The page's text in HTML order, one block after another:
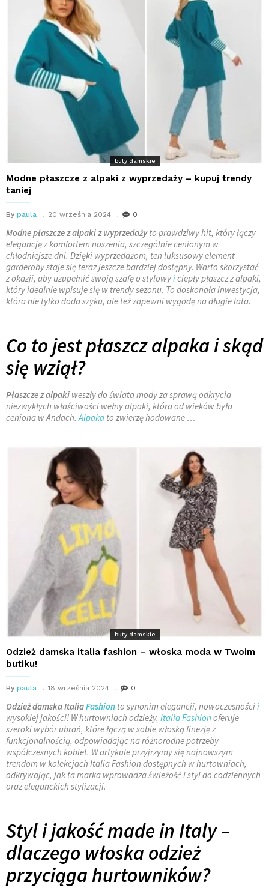
buty damskie
Modne płaszcze z alpaki z wyprzedaży – kupuj trendy
taniej
By paula 20 września 2024 0
Modne płaszcze z alpaki z wyprzedażyto prawdziwy hit, który łączy
elegancję z komfortem noszenia, szczególnie cenionym w
chłodniejsze dni. Dzięki wyprzedażom, ten luksusowy element
garderoby staje się teraz jeszcze bardziej dostępny. Warto skorzystać
z okazji, aby uzupełnić swoją szafę o stylowyiciepły płaszcz z alpaki,
który idealnie wpisuje się w trendy sezonu. To doskonała inwestycja,
która nie tylko doda szyku, ale też zapewni wygodę na długie lata.
Co to jest płaszcz alpaka i skąd
się wziął?
Płaszcze z alpaki weszły do świata mody za sprawą odkrycia
niezwykłych właściwości wełny alpaki, która od wieków była
ceniona w Andach. Alpaka to zwierzę hodowane …
buty damskie
Odzież damska italia fashion – włoska moda w Twoim
butiku!
By paula 18 września 2024 0
Odzież damska ItaliaFashion to synonim elegancji, nowoczesnościi
wysokiej jakości! W hurtowniach odzieży, Italia Fashion oferuje
szeroki wybór ubrań, które łączą w sobie włoską finezję z
funkcjonalnością, odpowiadając na różnorodne potrzeby
współczesnych kobiet. W artykule przyjrzymy się najnowszym
trendom w kolekcjach Italia Fashion dostępnych w hurtowniach,
odkrywając, jak ta marka wprowadza świeżość i styl do codziennych
oraz eleganckich stylizacji.
Styl i jakość made in Italy –
dlaczego włoska odzież
przyciąga hurtowników?